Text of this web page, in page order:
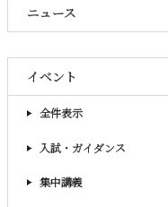
ニュース
イベント
全件表示
入試・ガイダンス
集中講義